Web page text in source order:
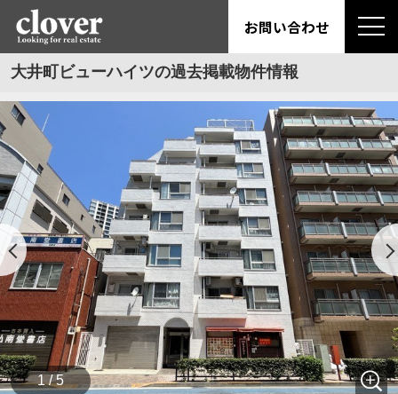
お問い合わせ
大井町ビューハイツの過去掲載物件情報
1 / 5